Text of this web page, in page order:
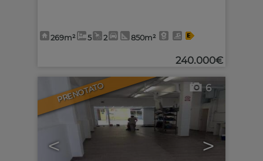
269m² 5 2 850m²
240.000€
PRENOTATO
< >
6